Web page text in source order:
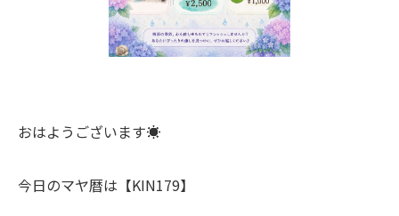
おはようございます☀
今日のマヤ暦は【KIN179】